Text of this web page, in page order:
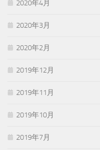
2020年4月
2020年3月
2020年2月
2019年12月
2019年11月
2019年10月
2019年7月